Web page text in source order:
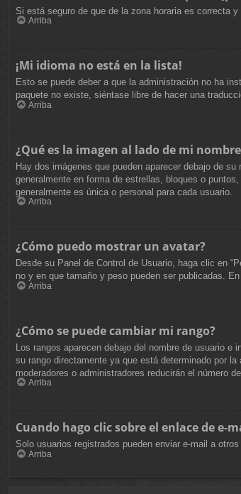
Si está seguro de que de la zona horaria es correcta
Arriba
¡Mi idioma no está en la lista!
Esto se puede deber a que la administración no ha
paquete no existe, siéntase libre de hacer una
Arriba
¿Qué es la imagen al lado de mi
Hay dos imágenes que pueden aparecer debajo de
generalmente en forma de estrellas, bloques o
generalmente es única o personal para cada usuario.
Arriba
¿Cómo puedo mostrar un avatar?
Desde su Panel de Control de Usuario, haga clic en
no y en que tamaño y peso pueden ser publicadas.
Arriba
¿Cómo se puede cambiar mi rango?
Los rangos aparecen debajo del nombre de usuario
su rango directamente ya que está determinado por
moderadores o administradores reducirán el número
Arriba
Cuando hago clic sobre el enlace de e-
Solo usuarios registrados pueden enviar e-mail a
Arriba